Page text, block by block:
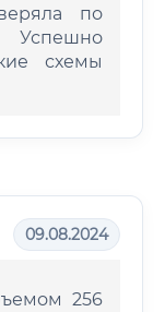
по
схемы
09.08.2024
256